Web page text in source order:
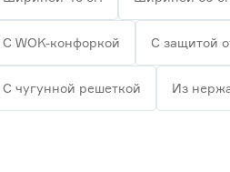
С WOK-конфоркой С защитой
С чугунной решеткой Из